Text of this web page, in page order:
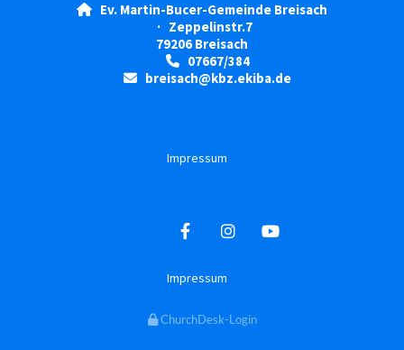

Ev. Martin-Bucer-Gemeinde Breisach
· Zeppelinstr.7
79206 Breisach
07667/384
 breisach@kbz.ekiba.de
Impressum
Impressum
ChurchDesk-Login